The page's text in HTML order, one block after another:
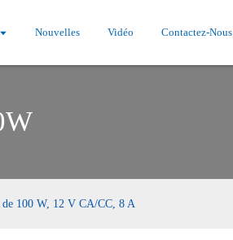
Nouvelles Vidéo Contactez-Nous
100 W, 12 V CA/CC, 8 A